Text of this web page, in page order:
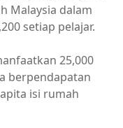
Malaysia dalam
setiap pelajar.
25,000
berpendapatan
isi rumah